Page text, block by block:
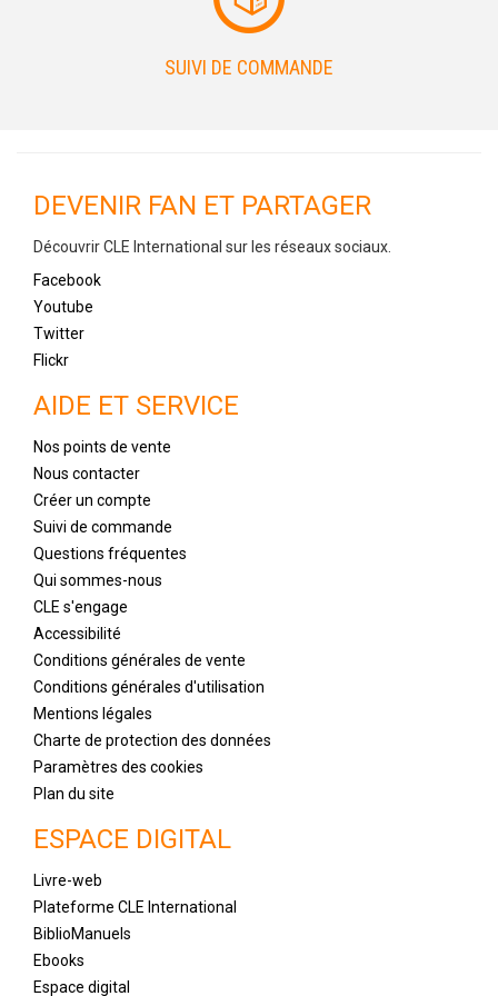
SUIVI DE COMMANDE
DEVENIR FAN ET PARTAGER
Découvrir CLE International sur les réseaux sociaux.
Facebook
Youtube
Twitter
Flickr
AIDE ET SERVICE
Nos points de vente
Nous contacter
Créer un compte
Suivi de commande
Questions fréquentes
Qui sommes-nous
CLE s'engage
Accessibilité
Conditions générales de vente
Conditions générales d'utilisation
Mentions légales
Charte de protection des données
Paramètres des cookies
Plan du site
ESPACE DIGITAL
Livre-web
Plateforme CLE International
BiblioManuels
Ebooks
Espace digital